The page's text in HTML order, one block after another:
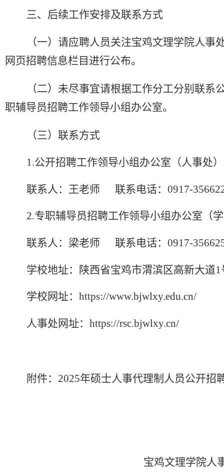
三、后续工作安排及联系方式
（一）请应聘人员关注宝鸡文理学院人事
网页招聘信息栏目进行公布。
（二）未尽事宜请根据工作分工分别 联系
职辅导员招聘工作领导小组办公室。
（三）联系方式
1.公开招聘工作领导小组办公室 （人事处）
联系人：王老师 联系电话： 0917-
2.专职辅导员招聘工作领导小组 办公室 （
联系人：梁老师 联系电话： 0917-
学校地址：陕西省宝鸡市渭滨区高新大道
学校网址： https://www.bjwlxy.edu.cn/
人事处网址： https://rsc.bjwlxy.cn/
附件： 2025年硕士人事代理制人员公开招
宝鸡文理学院人